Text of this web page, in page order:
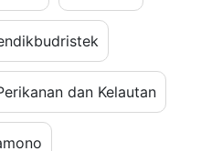
dan Kelautan